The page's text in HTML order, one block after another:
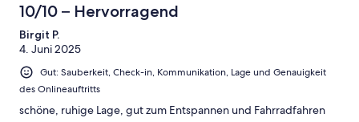
10/10 – Hervorragend
Birgit P.
4. Juni 2025
Gut: Sauberkeit, Check-in, Kommunikation, Lage und Genauigkeit
des Onlineauftritts
schöne, ruhige Lage, gut zum Entspannen und Fahrradfahren